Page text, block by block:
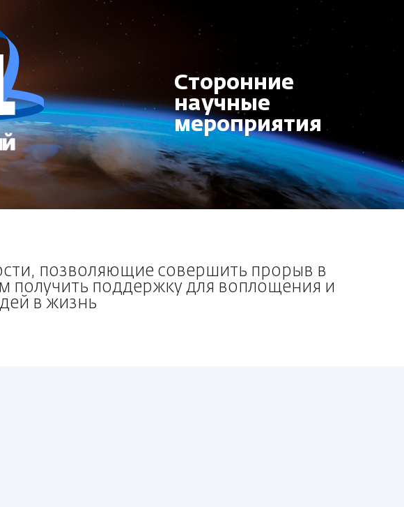
Сторонние
научные
мероприятия
позволяющие совершить прорыв в
получить поддержку для воплощения и
в жизнь